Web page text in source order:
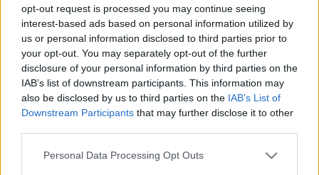
opt-out request is processed you may continue seeing
interest-based ads based on personal information utilized by
us or personal information disclosed to third parties prior to
your opt-out. You may separately opt-out of the further
disclosure of your personal information by third parties on the
IAB’s list of downstream participants. This information may
also be disclosed by us to third parties on the IAB’s List of
Downstream Participants that may further disclose it to other
Please note that this website/app uses one or more Google
Personal Data Processing Opt Outs
gondolom nehezebb dolguk lesz, mint Orfűn, hiszen
végsebességben az első kerekes autók jobbak lesznek.
Ennek ellenére a srácok nem csüggednek, minden
megtesznek majd a siker érdekében” – kezdte a
beszélgetést Németh 16V Péter, majd hozzátette. „A
Baracsi Zsolt – Sóvágó Ádám duó Orfűn nem ért célba,
mert a fékhiba miatt kérte álljanak ki. A srácok most
szeretnének célba érni, nem mellékesen egy jó
eredményt felmutatni. Nem lesz könnyű dolguk, hiszen a